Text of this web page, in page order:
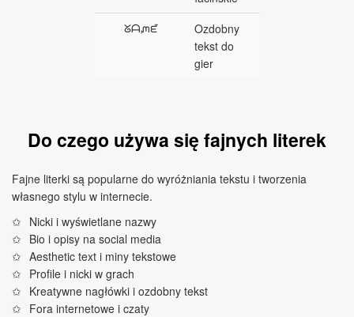
ᘜᗩᘻᘿ
Ozdobny
tekst do
gier
Do czego używa się fajnych literek
Fajne literki są popularne do wyróżniania tekstu i tworzenia
własnego stylu w internecie.
Nicki i wyświetlane nazwy
Bio i opisy na social media
Aesthetic text i miny tekstowe
Profile i nicki w grach
Kreatywne nagłówki i ozdobny tekst
Fora internetowe i czaty